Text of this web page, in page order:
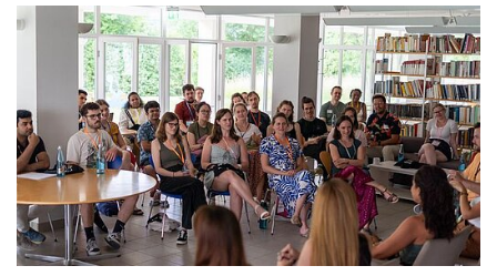
IGIM
Summer
mit
starkem
Programm